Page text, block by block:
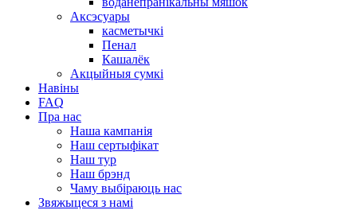
Аксэсуары
касметычкі
Пенал
Кашалёк
Акцыйныя сумкі
Навіны
FAQ
Пра нас
Наша кампанія
Наш сертыфікат
Наш тур
Наш брэнд
Чаму выбіраюць нас
Звяжыцеся з намі